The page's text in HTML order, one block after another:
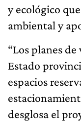
y ecológico
ambiental y
“Los planes
Estado
espacios
desglosa el